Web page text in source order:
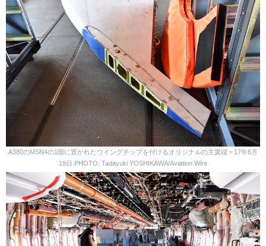
A380のMSN4の1階に置かれたウイングチップを付けるオリジナルの主翼端＝17年6月
19日 PHOTO: Tadayuki YOSHIKAWA/Aviation Wire